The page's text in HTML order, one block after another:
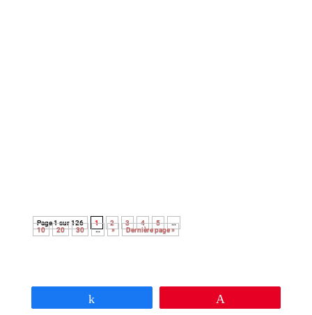
Page 1 sur 126 1 2 3 4 5
…
10
20 30 … » Dernière page »